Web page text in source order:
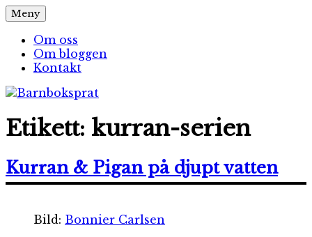
Hoppa
till
innehåll
Barnboksprat
– en blogg om barnböcker
Meny
Om oss
Om bloggen
Kontakt
Etikett: kurran-serien
Kurran & Pigan på djupt vatten
Bild: Bonnier Carlsen